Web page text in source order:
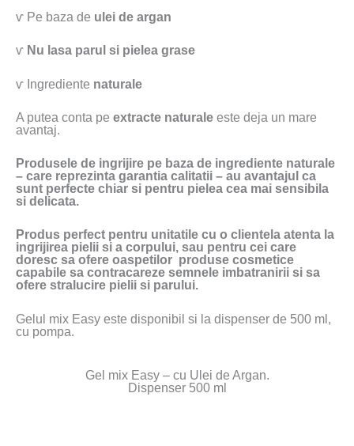
ⱱ Pe baza de ulei de argan
ⱱ Nu lasa parul si pielea grase
ⱱ Ingrediente naturale
A putea conta pe extracte naturale este deja un mare
avantaj.
Produsele de ingrijire pe baza de ingrediente naturale
– care reprezinta garantia calitatii – au avantajul ca
sunt perfecte chiar si pentru pielea cea mai sensibila
si delicata.
Produs perfect pentru unitatile cu o clientela atenta la
ingrijirea pielii si a corpului, sau pentru cei care
doresc sa ofere oaspetilor produse cosmetice
capabile sa contracareze semnele imbatranirii si sa
ofere stralucire pielii si parului.
Gelul mix Easy este disponibil si la dispenser de 500 ml,
cu pompa.
Gel mix Easy – cu Ulei de Argan.
Dispenser 500 ml